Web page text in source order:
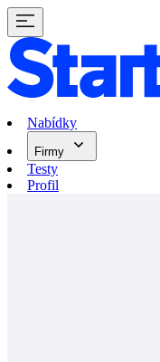
Nabídky
Firmy
Testy
Profil